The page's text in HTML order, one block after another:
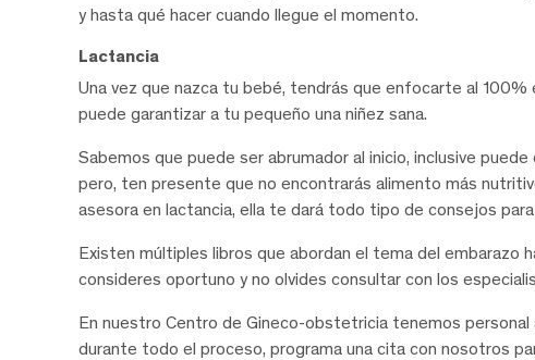
y hasta qué hacer cuando llegue el momento.
Lactancia
Una vez que nazca tu bebé, tendrás que enfocarte al
puede garantizar a tu pequeño una niñez sana.
Sabemos que puede ser abrumador al inicio, inclusive
pero, ten presente que no encontrarás alimento más
asesora en lactancia, ella te dará todo tipo de consejos
Existen múltiples libros que abordan el tema del embarazo
consideres oportuno y no olvides consultar con los
En nuestro Centro de Gineco-obstetricia tenemos
durante todo el proceso, programa una cita con nosotros